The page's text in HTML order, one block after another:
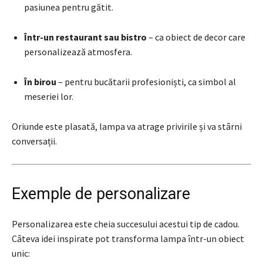
pasiunea pentru gătit.
Într-un restaurant sau bistro – ca obiect de decor care
personalizează atmosfera.
În birou – pentru bucătarii profesioniști, ca simbol al
meseriei lor.
Oriunde este plasată, lampa va atrage privirile și va stârni
conversații.
Exemple de personalizare
Personalizarea este cheia succesului acestui tip de cadou.
Câteva idei inspirate pot transforma lampa într-un obiect
unic: